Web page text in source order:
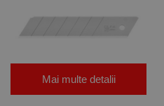
Mai multe detalii